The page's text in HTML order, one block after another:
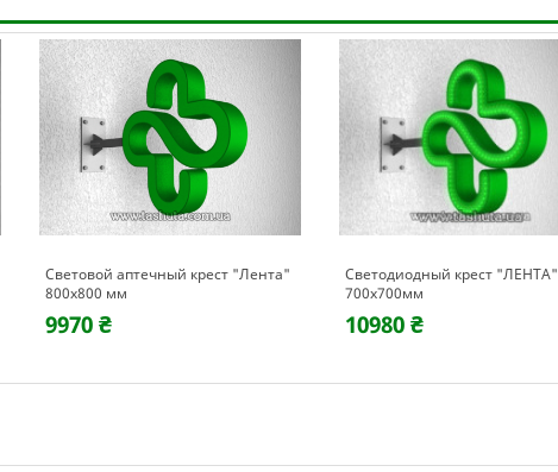
Световой аптечный крест "Лента"
800х800 мм
9970 ₴
Светодиодный крест "ЛЕНТА"
700х700мм
10980 ₴